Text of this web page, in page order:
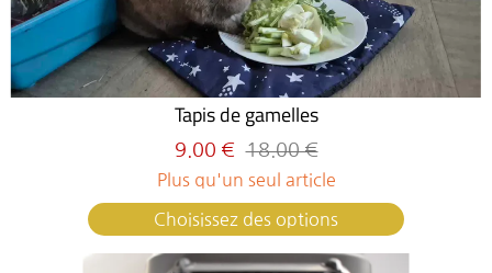
Tapis de gamelles
9.00 € 18.00 €
Plus qu'un seul article
Choisissez des options